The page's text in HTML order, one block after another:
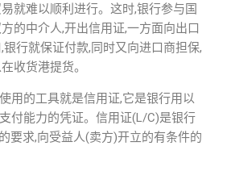
就难以顺利进行。这时,银行参与国
的中介人,开出信用证,一方面向出口
行就保证付款,同时又向进口商担保,
收货港提货。
用的工具就是信用证,它是银行用以
付能力的凭证。信用证(L/C)是银行
要求,向受益人(卖方)开立的有条件的